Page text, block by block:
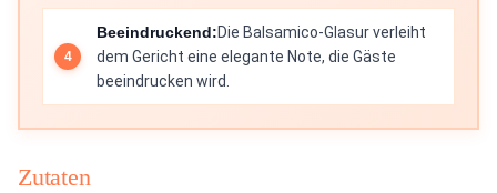
Beeindruckend:Die Balsamico-Glasur verleiht
dem Gericht eine elegante Note, die Gäste
beeindrucken wird.
Zutaten